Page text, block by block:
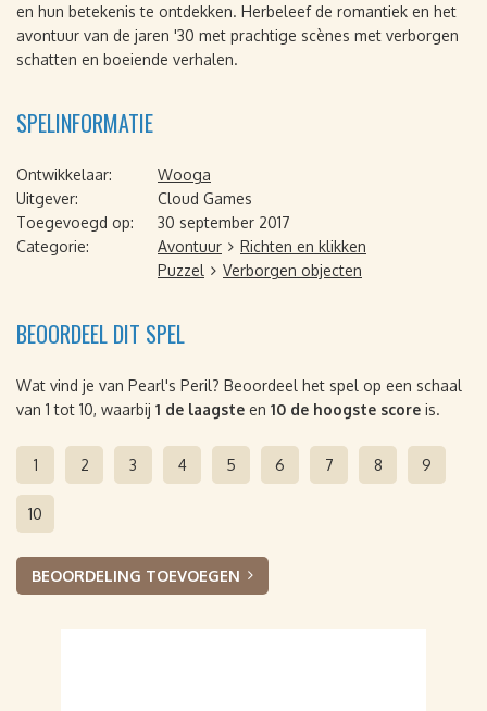
en hun betekenis te ontdekken. Herbeleef de romantiek en het
avontuur van de jaren '30 met prachtige scènes met verborgen
schatten en boeiende verhalen.
SPELINFORMATIE
Ontwikkelaar:
Wooga
Uitgever:
Cloud Games
Toegevoegd op:
30 september 2017
Categorie:
Avontuur
Richten en klikken
Puzzel
Verborgen objecten
BEOORDEEL DIT SPEL
Wat vind je van Pearl's Peril? Beoordeel het spel op een schaal
van 1 tot 10, waarbij 1 de laagste en 10 de hoogste score is.
1 2 3 4 5 6 7 8 9
10
BEOORDELING TOEVOEGEN